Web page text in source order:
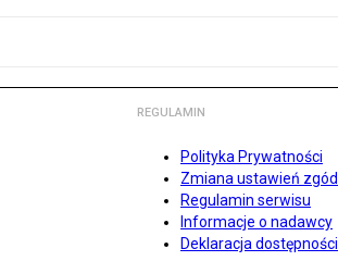
REGULAMIN
Polityka Prywatności
Zmiana ustawień zgód
Regulamin serwisu
Informacje o nadawcy
Deklaracja dostępności